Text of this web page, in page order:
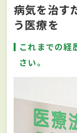
病気を治す
う医療を
これまでの経
さい。